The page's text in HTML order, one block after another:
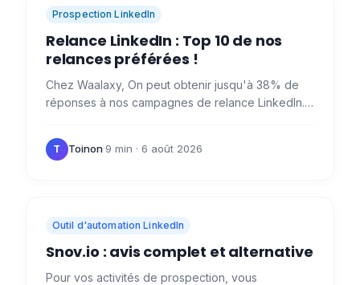
Prospection LinkedIn
Relance LinkedIn : Top 10 de nos
relances préférées !
Chez Waalaxy, On peut obtenir jusqu'à 38% de
réponses à nos campagnes de relance LinkedIn.
beaucoup de…
T Toinon·9 min · 6 août 2026
Outil d'automation LinkedIn
Snov.io : avis complet et alternative
Pour vos activités de prospection, vous